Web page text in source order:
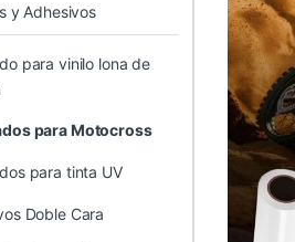
y Adhesivos
para vinilo lona de
para Motocross
para tinta UV
Doble Cara